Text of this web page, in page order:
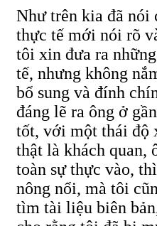
Như trên kia đã nói
thực tế mới nói rõ
tôi xin đưa ra
tế, nhưng không
bổ sung và đính
đáng lẽ ra ông ở
tốt, với một thái độ
thật là khách quan,
toàn sự thực vào,
nông nổi, mà tôi
tìm tài liệu biên